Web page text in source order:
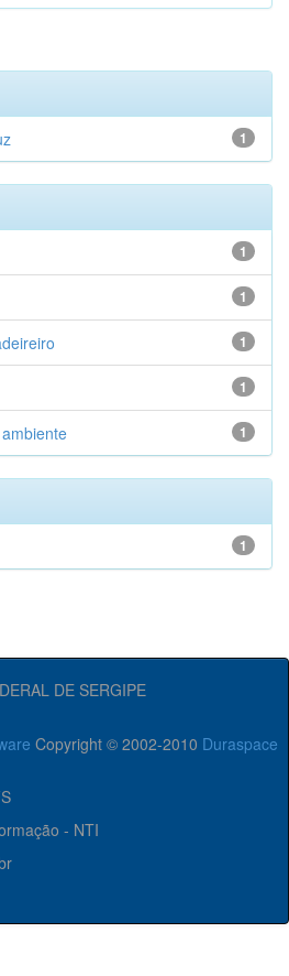
1
1
1
1
1
1
1
DE SERGIPE
Copyright © 2002-2010 Duraspace
- NTI